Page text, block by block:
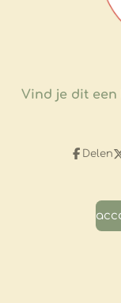
Vind je dit een
Delen